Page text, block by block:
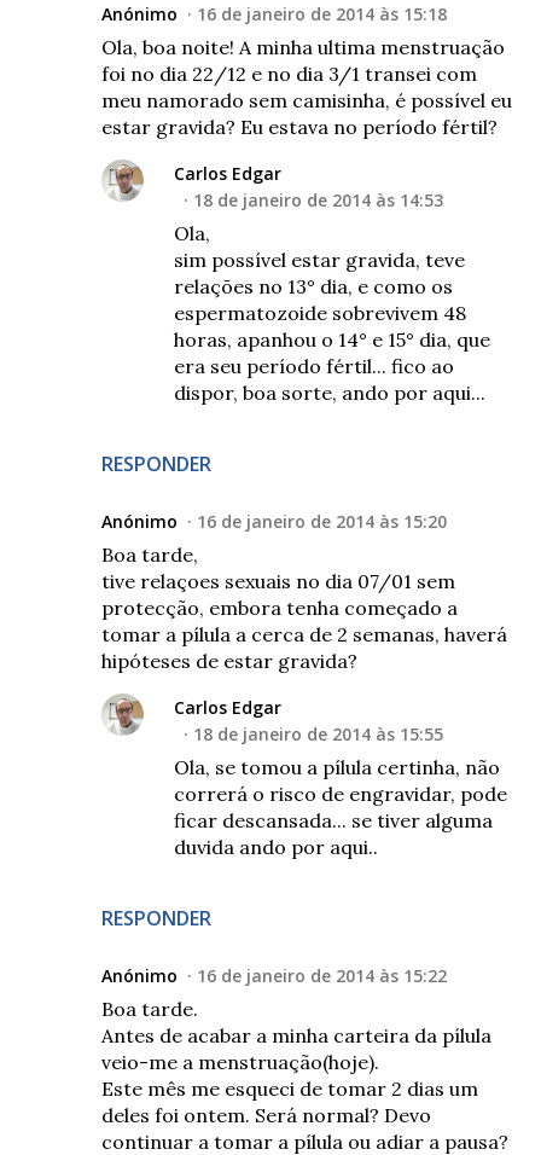
Anónimo 16 de janeiro de 2014 às 15:18
Ola, boa noite! A minha ultima menstruação
foi no dia 22/12 e no dia 3/1 transei com
meu namorado sem camisinha, é possível eu
estar gravida? Eu estava no período fértil?
RESPONDER
Carlos Edgar
18 de janeiro de 2014 às 14:53
Ola,
sim possível estar gravida, teve
relações no 13° dia, e como os
espermatozoide sobrevivem 48
horas, apanhou o 14° e 15° dia, que
era seu período fértil... fico ao
dispor, boa sorte, ando por aqui...
Anónimo 16 de janeiro de 2014 às 15:20
Boa tarde,
tive relaçoes sexuais no dia 07/01 sem
protecção, embora tenha começado a
tomar a pílula a cerca de 2 semanas, haverá
hipóteses de estar gravida?
RESPONDER
Carlos Edgar
18 de janeiro de 2014 às 15:55
Ola, se tomou a pílula certinha, não
correrá o risco de engravidar, pode
ficar descansada... se tiver alguma
duvida ando por aqui..
Anónimo 16 de janeiro de 2014 às 15:22
Boa tarde.
Antes de acabar a minha carteira da pílula
veio-me a menstruação(hoje).
Este mês me esqueci de tomar 2 dias um
deles foi ontem. Será normal? Devo
continuar a tomar a pílula ou adiar a pausa?